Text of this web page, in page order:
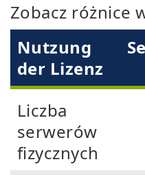
Zobacz różnice
Nutzung
der Lizenz
Liczba
serwerów
fizycznych